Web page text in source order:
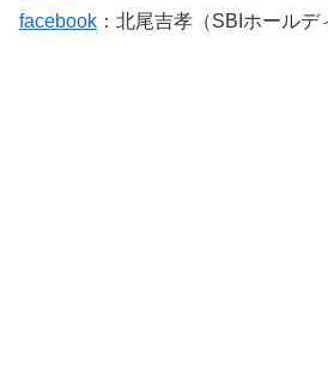
facebook ：北尾吉孝（SBIホールデ